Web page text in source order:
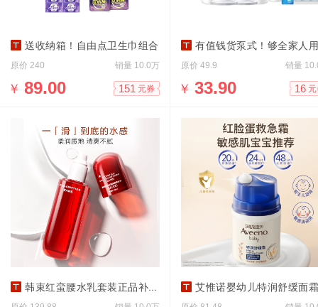
送收纳箱！自由点卫生巾组合
原价 240 销量 10.0万
￥ 89.00 151 元券
有值钱货泵式！够全家人用了9件套！
原价 49.9 销量
￥ 33.90 16
韩束红蛮腰水乳套装正品补水紧致抗皱 艾惟诺婴幼儿特润舒缓面霜48g